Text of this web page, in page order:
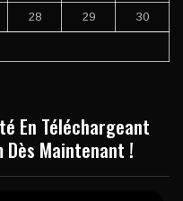
28 29 30
En Téléchargeant
Dès Maintenant !